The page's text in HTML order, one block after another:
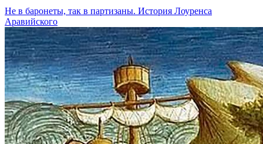
Не в баронеты, так в партизаны. История Лоуренса
Аравийского